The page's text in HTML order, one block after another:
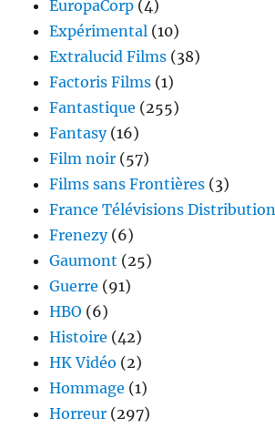
EuropaCorp (4)
Expérimental (10)
Extralucid Films (38)
Factoris Films (1)
Fantastique (255)
Fantasy(16)
Film noir (57)
Films sans Frontières (3)
France Télévisions Distribution
Frenezy(6)
Gaumont (25)
Guerre (91)
HBO (6)
Histoire (42)
HK Vidéo (2)
Hommage (1)
Horreur (297)